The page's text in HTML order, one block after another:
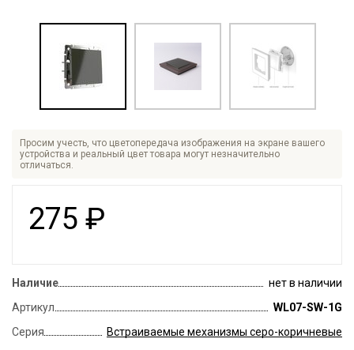
Просим учесть, что цветопередача изображения на экране вашего
устройства и реальный цвет товара могут незначительно
отличаться.
275 ₽
Наличие
нет в наличии
Артикул
WL07-SW-1G
Серия
Встраиваемые механизмы серо-коричневые